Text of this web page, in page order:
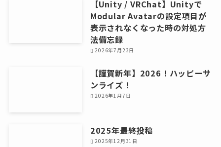
【Unity / VRChat】Unityで
Modular Avatarの設定項目が
表示されなくなった時の対処方
法備忘録
2026年7月23日
【謹賀新年】2026！ハッピーサ
ンライズ！
2026年1月7日
2025年最終投稿
2025年12月31日